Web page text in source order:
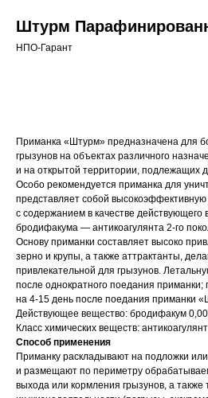
Штурм
НПО-Гарант
Приманка «Штурм» предназначена для
грызунов на объектах различного
и на открытой территории, подлежащих
Особо рекомендуется приманка для
представляет собой
с содержанием в качестве действующего
бродифакума — антикоагулянта 2-го
Основу приманки составляет высоко
зерно и крупы, а также аттрактанты,
привлекательной для грызунов.
после однократного поедания приманки;
на 4-15 день после поедания приманки
Действующее вещество: бродифакум
Класс химических веществ:
Способ применения
Приманку раскладывают на подложки
и размещают по периметру
выхода или кормления грызунов, а также